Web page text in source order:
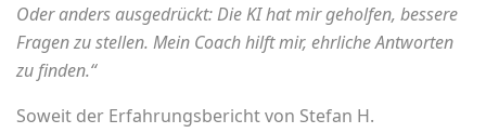
Oder anders ausgedrückt: Die KI hat mir geholfen, bessere
Fragen zu stellen. Mein Coach hilft mir, ehrliche Antworten
zu finden.“
Soweit der Erfahrungsbericht von Stefan H.